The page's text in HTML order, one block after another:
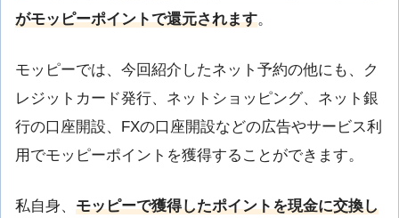
がモッピーポイントで還元されます。
モッピーでは、今回紹介したネット予約の他にも、ク
レジットカード発行、ネットショッピング、ネット銀
行の口座開設、FXの口座開設などの広告やサービス利
用でモッピーポイントを獲得することができます。
私自身、 モッピーで獲得したポイントを現金に交換し